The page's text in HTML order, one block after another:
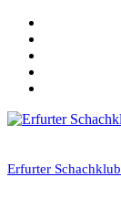
Skip
content
Erfurter Schachklub